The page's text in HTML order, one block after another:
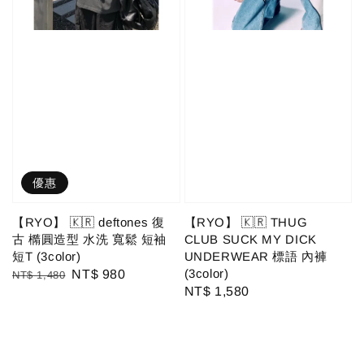
優惠
【RYO】 🇰🇷 deftones 復
古 橢圓造型 水洗 寬鬆 短袖
短T (3color)
Regular
NT$ 1,480 Sale
NT$ 980
【RYO】 🇰🇷 THUG
CLUB SUCK MY DICK
UNDERWEAR 標語 內褲
(3color)
Regular
NT$ 1,580